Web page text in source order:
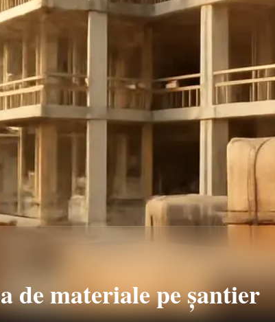
de materiale pe șantier